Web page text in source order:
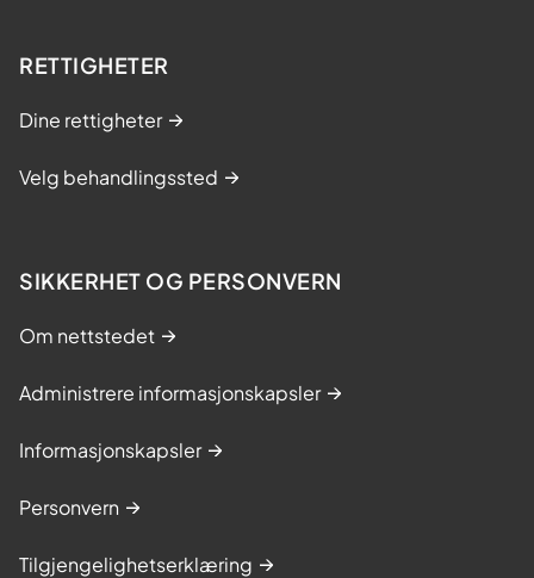
RETTIGHETER
Dine rettigheter
Velg behandlingssted
SIKKERHET OG PERSONVERN
Om nettstedet
Administrere informasjonskapsler
Informasjonskapsler
Personvern
Tilgjengelighetserklæring